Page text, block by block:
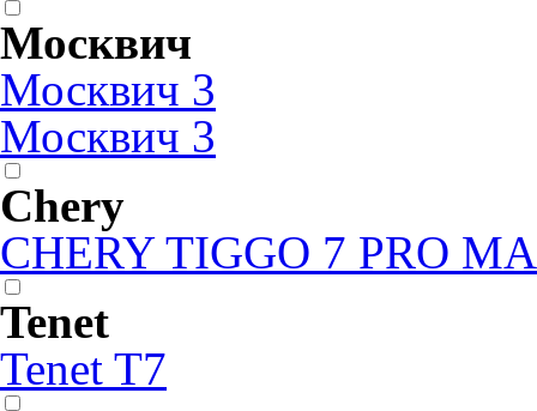
Москвич
Москвич 3
Москвич 3
Chery
CHERY TIGGO 7 PRO
Tenet
Tenet T7